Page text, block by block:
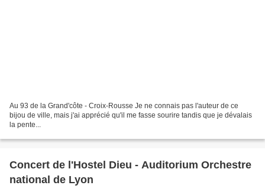
Au 93 de la Grand'côte - Croix-Rousse Je ne connais pas l'auteur de ce
bijou de ville, mais j'ai apprécié qu'il me fasse sourire tandis que je dévalais
la pente...
Concert de l'Hostel Dieu - Auditorium Orchestre
national de Lyon